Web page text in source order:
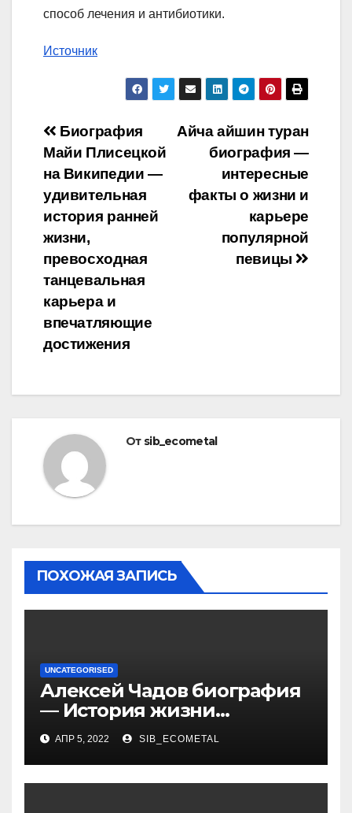
способ лечения и антибиотики.
Источник
Навигация
по
записям
Айча айшин туран
биография —
интересные
факты о жизни и
карьере
популярной
певицы
Биография
Майи Плисецкой
на Википедии —
удивительная
история ранней
жизни,
превосходная
танцевальная
карьера и
впечатляющие
достижения
От sib_ecometal
ПОХОЖАЯ ЗАПИСЬ
UNCATEGORISED
Алексей Чадов биография
— История жизни
российского актера
АПР 5, 2022 SIB_ECOMETAL